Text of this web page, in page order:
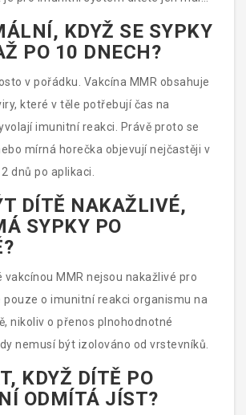
stimulů, se kterými se denně setkává.
KDYŽ SE SYPKY
PO 10 DNECH?
v pořádku. Vakcína MMR obsahuje
které v těle potřebují čas na
imunitní reakci. Právě proto se
mírná horečka objevují nejčastěji v
dnů po aplikaci.
DÍTĚ NAKAŽLIVÉ,
SYPKY PO
vakcínou MMR nejsou nakažlivé pro
o imunitní reakci organismu na
nikoliv o přenos plnohodnotné
nemusí být izolováno od vrstevníků.
KDYŽ DÍTĚ PO
ODMÍTÁ JÍST?